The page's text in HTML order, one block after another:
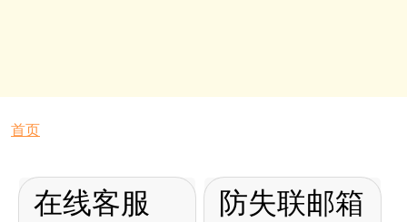
面包屑
首页
在线客服 防失联邮箱